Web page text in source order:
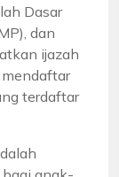
Dasar
dan
ijazah
terdaftar